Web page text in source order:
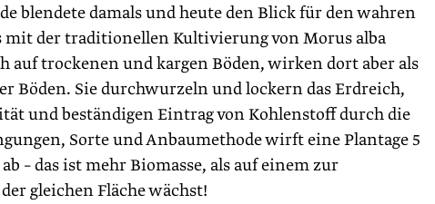
blendete damals und heute den Blick für den wahren
mit der traditionellen Kultivierung von Morus alba
auf trockenen und kargen Böden, wirken dort aber als
Böden. Sie durchwurzeln und lockern das Erdreich,
und beständigen Eintrag von Kohlenstoff durch die
Sorte und Anbaumethode wirft eine Plantage 5
– das ist mehr Biomasse, als auf einem zur
gleichen Fläche wächst!